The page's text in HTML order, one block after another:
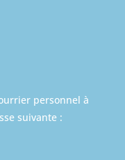
personnel à
suivante :